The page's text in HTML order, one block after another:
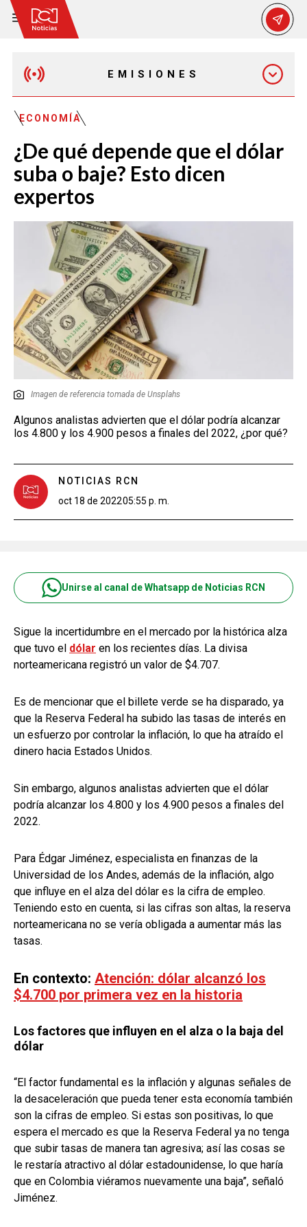
EMISIONES
EMISIÓN 12:30 PM
EMISIÓN 7:00 PM
EMISIÓN 11:30 PM
ECONOMÍA
¿De qué depende que el dólar
suba o baje? Esto dicen
expertos
Imagen de referencia tomada de Unsplahs
Algunos analistas advierten que el dólar podría alcanzar
los 4.800 y los 4.900 pesos a finales del 2022, ¿por qué?
NOTICIAS RCN
oct 18 de 202205:55 p. m.
Unirse al canal de Whatsapp de Noticias RCN
Sigue la incertidumbre en el mercado por la histórica alza
que tuvo el dólar en los recientes días. La divisa
norteamericana registró un valor de $4.707.
Es de mencionar que el billete verde se ha disparado, ya
que la Reserva Federal ha subido las tasas de interés en
un esfuerzo por controlar la inflación, lo que ha atraído el
dinero hacia Estados Unidos.
Sin embargo, algunos analistas advierten que el dólar
podría alcanzar los 4.800 y los 4.900 pesos a finales del
2022.
Para Édgar Jiménez, especialista en finanzas de la
Universidad de los Andes, además de la inflación, algo
que influye en el alza del dólar es la cifra de empleo.
Teniendo esto en cuenta, si las cifras son altas, la reserva
norteamericana no se vería obligada a aumentar más las
tasas.
En contexto: Atención: dólar alcanzó los
$4.700 por primera vez en la historia
Los factores que influyen en el alza o la baja del
dólar
“El factor fundamental es la inflación y algunas señales de
la desaceleración que pueda tener esta economía también
son la cifras de empleo. Si estas son positivas, lo que
espera el mercado es que la Reserva Federal ya no tenga
que subir tasas de manera tan agresiva; así las cosas se
le restaría atractivo al dólar estadounidense, lo que haría
que en Colombia viéramos nuevamente una baja”, señaló
Jiménez.